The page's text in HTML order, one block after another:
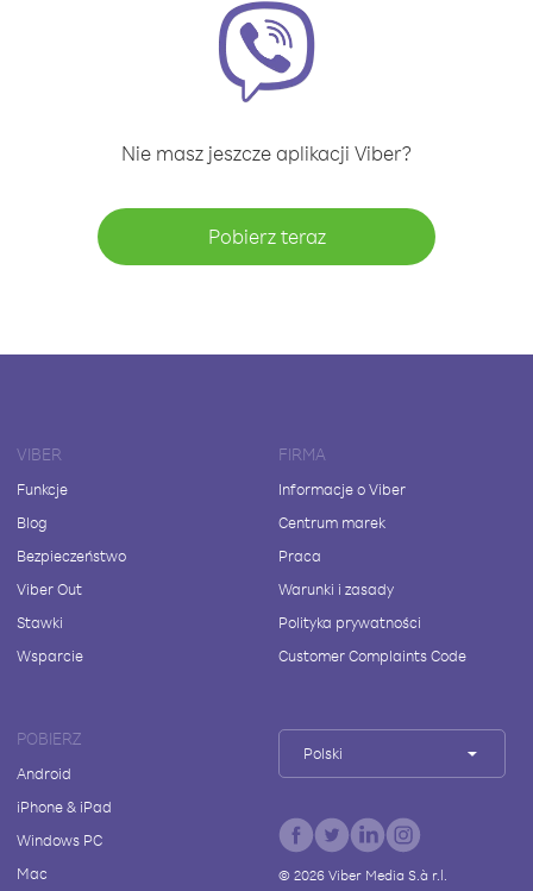
Nie masz jeszcze aplikacji Viber?
Pobierz teraz
VIBER
Funkcje
Blog
Bezpieczeństwo
Viber Out
Stawki
Wsparcie
FIRMA
Informacje o Viber
Centrum marek
Praca
Warunki i zasady
Polityka prywatności
Customer Complaints Code
POBIERZ
Android
iPhone & iPad
Windows PC
Mac
Polski
© 2026Viber Media S.à r.l.